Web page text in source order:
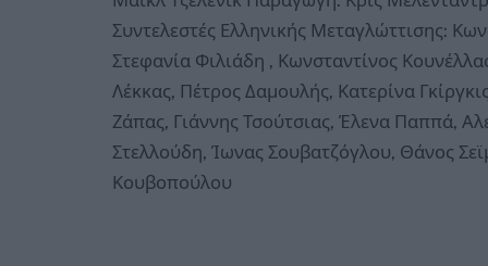
Συντελεστές Ελληνικής Μεταγλώττισης:
Στεφανία Φιλιάδη , Κωνσταντίνος
Λέκκας, Πέτρος Δαμουλής, Κατερίνα
Ζάπας, Γιάννης Τσούτσιας, Έλενα Παππά,
Στελλούδη, Ίωνας Σουβατζόγλου, Θάνος
Κουβοπούλου